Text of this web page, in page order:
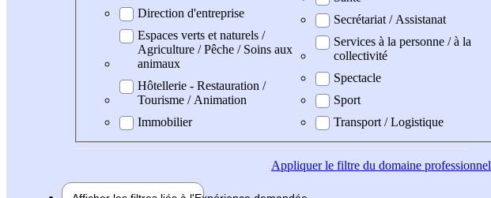
Direction d'entreprise
Espaces verts et naturels /
Agriculture / Pêche / Soins aux
animaux
Hôtellerie - Restauration /
Tourisme / Animation
Immobilier
Secrétariat / Assistanat
Services à la personne / à la
collectivité
Spectacle
Sport
Transport / Logistique
Appliquerle filtre du domaine professionnel